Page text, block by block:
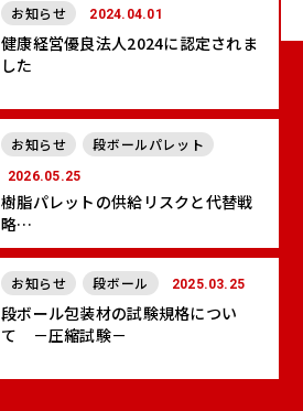
2024.04.01
お知らせ
健康経営優良法人2024に認定されま
した
2026.05.25
お知らせ 段ボールパレット
樹脂パレットの供給リスクと代替戦
略
― 段ボールパレットという選択肢 ―
2025.03.25
お知らせ 段ボール
段ボール包装材の試験規格につい
て －圧縮試験－